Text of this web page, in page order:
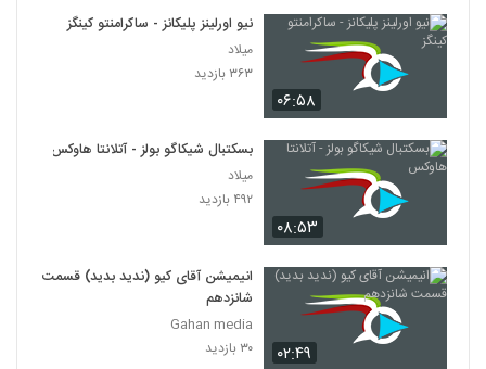
۰۶:۵۸
نیو اورلینز پلیکانز - ساکرامنتو کینگز
میلاد
۳۶۳ بازدید
۰۸:۵۳
بسکتبال شیکاگو بولز - آتلانتا هاوکس
میلاد
۴۹۲ بازدید
۰۲:۴۹
انیمیشن آقای کیو (ندید بدید) قسمت
شانزدهم
Gahan media
۳۰ بازدید